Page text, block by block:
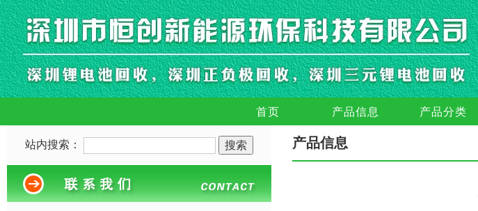
首页 产品信息 产品分类
站内搜索： 产品信息